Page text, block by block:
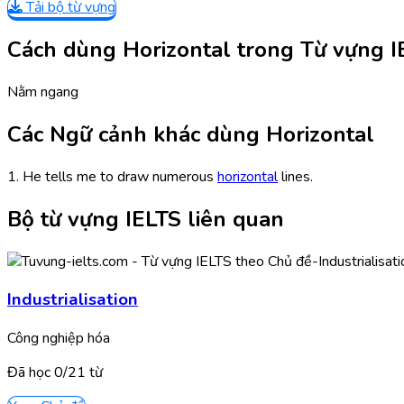
Tải bộ từ vựng
Cách dùng Horizontal trong Từ vựng
Nằm ngang
Các Ngữ cảnh khác dùng Horizontal
1. He tells me to draw numerous horizontallines.
Bộ từ vựng IELTS liên quan
Industrialisation
Công nghiệp hóa
Đã học0/21 từ